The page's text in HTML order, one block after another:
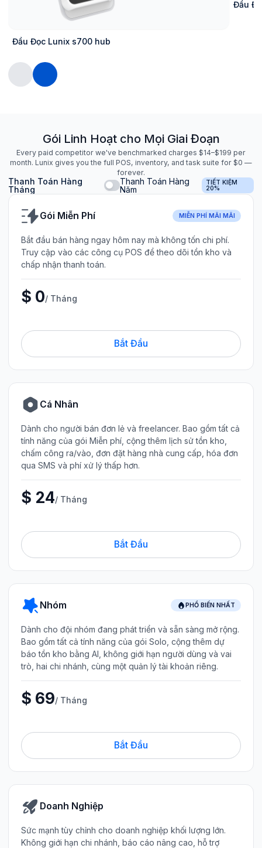
Đầu Đọc Lunix s700 hub
Đầu
Gói Linh Hoạt cho Mọi Giai Đoạn
Every paid competitor we've benchmarked charges $14–$199 per
month. Lunix gives you the full POS, inventory, and task suite for $0 —
forever.
Thanh Toán Hàng
Tháng
Thanh Toán Hàng
Năm
TIẾT KIỆM
20%
Gói Miễn Phí MIỄN PHÍ MÃI MÃI
Bắt đầu bán hàng ngay hôm nay mà không tốn chi phí.
Truy cập vào các công cụ POS để theo dõi tồn kho và
chấp nhận thanh toán.
$ 0/ Tháng
Bắt Đầu
Cá Nhân
Dành cho người bán đơn lẻ và freelancer. Bao gồm tất cả
tính năng của gói Miễn phí, cộng thêm lịch sử tồn kho,
chấm công ra/vào, đơn đặt hàng nhà cung cấp, hóa đơn
qua SMS và phí xử lý thấp hơn.
$ 24/ Tháng
Bắt Đầu
Nhóm PHỔ BIẾN NHẤT
Dành cho đội nhóm đang phát triển và sẵn sàng mở rộng.
Bao gồm tất cả tính năng của gói Solo, cộng thêm dự
báo tồn kho bằng AI, không giới hạn người dùng và vai
trò, hai chi nhánh, cùng một quản lý tài khoản riêng.
$ 69/ Tháng
Bắt Đầu
Doanh Nghiệp
Sức mạnh tùy chỉnh cho doanh nghiệp khối lượng lớn.
Không giới hạn chi nhánh, báo cáo nâng cao, hỗ trợ